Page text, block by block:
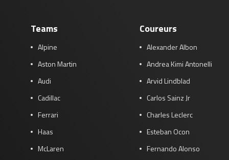
Teams
Alpine
Aston Martin
Audi
Cadillac
Ferrari
Haas
McLaren
Coureurs
Alexander Albon
Andrea Kimi Antonelli
Arvid Lindblad
Carlos Sainz Jr
Charles Leclerc
Esteban Ocon
Fernando Alonso